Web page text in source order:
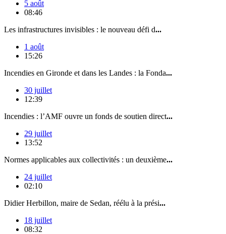
5 août
08:46
Les infrastructures invisibles : le nouveau défi d...
1 août
15:26
Incendies en Gironde et dans les Landes : la Fonda...
30 juillet
12:39
Incendies : l’AMF ouvre un fonds de soutien direct...
29 juillet
13:52
Normes applicables aux collectivités : un deuxième...
24 juillet
02:10
Didier Herbillon, maire de Sedan, réélu à la prési...
18 juillet
08:32